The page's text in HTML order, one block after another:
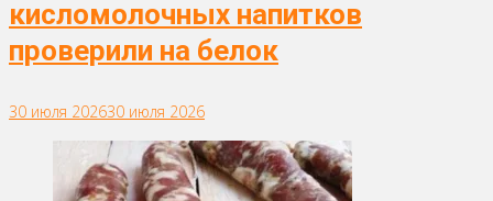
кисломолочных напитков
проверили на белок
30 июля 202630 июля 2026